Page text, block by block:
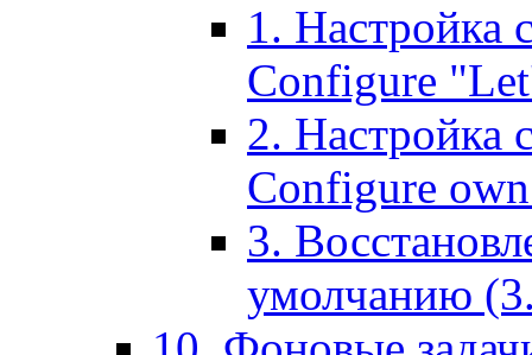
1. Настройка
Configure
2. Настройка
Configure
3.
умолчанию